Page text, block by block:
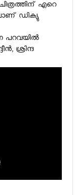
എറെ
ഡിക്യു
പറവയില്‍
ശ്രിന്ദ